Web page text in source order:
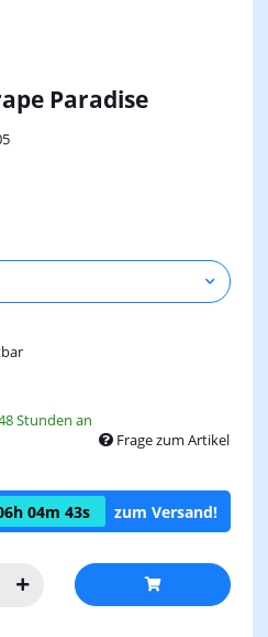
Paradise
Stunden an
Frage zum Artikel
04m 43s zum Versand!